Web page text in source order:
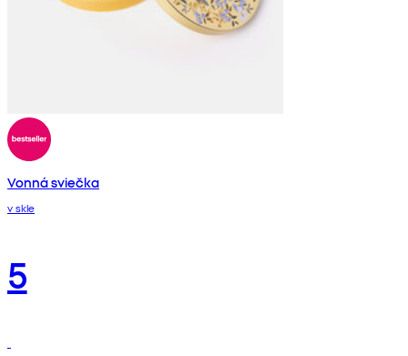
Vonná sviečka
v skle
5